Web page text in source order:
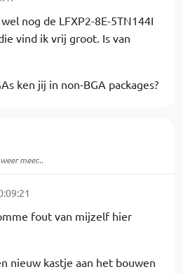
nog de LFXP2-8E-5TN144I
vind ik vrij groot. Is van
ken jij in non-BGA packages?
meer...
fout van mijzelf hier
nieuw kastje aan het bouwen